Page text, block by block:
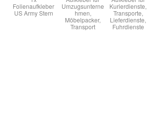
Folienaufkleber
US Army Stern
Umzugsunterne
hmen,
Möbelpacker,
Transport
Kurierdienste,
Transporte,
Lieferdienste,
Fuhrdienste